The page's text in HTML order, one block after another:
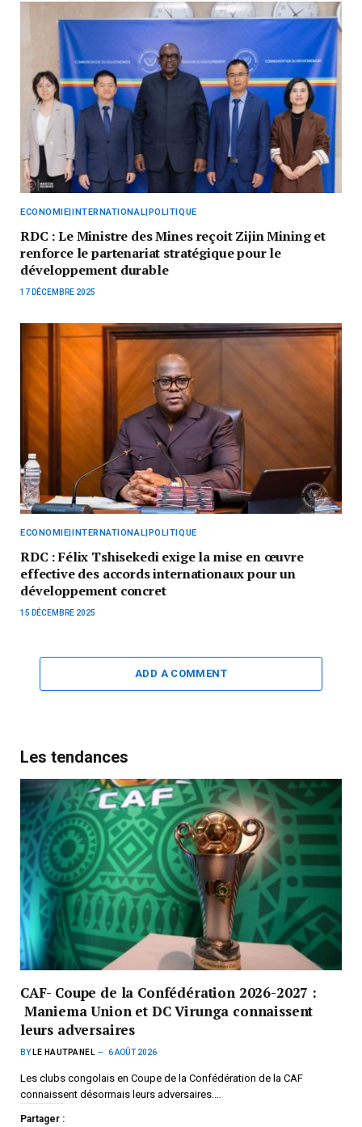
ECONOMIE|INTERNATIONAL|POLITIQUE
RDC : Le Ministre des Mines reçoit Zijin Mining et
renforce le partenariat stratégique pour le
développement durable
17 DÉCEMBRE 2025
ECONOMIE|INTERNATIONAL|POLITIQUE
RDC : Félix Tshisekedi exige la mise en œuvre
effective des accords internationaux pour un
développement concret
15 DÉCEMBRE 2025
ADD A COMMENT
Les tendances
CAF- Coupe de la Confédération 2026-2027 :
Maniema Union et DC Virunga connaissent
leurs adversaires
BY LE HAUTPANEL 6 AOÛT 2026
Les clubs congolais en Coupe de la Confédération de la CAF
connaissent désormais leurs adversaires.…
Partager :